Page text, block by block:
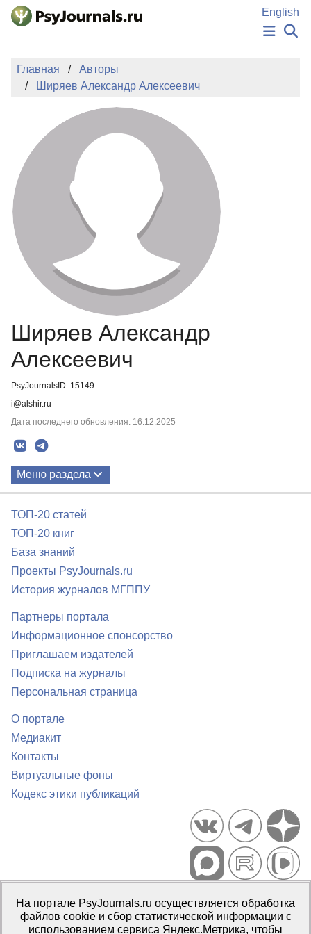
Перейти к основному содержанию
English
ИЗДАНИЯ
АВТОРЫ
ПОДАТЬ РУКОПИСЬ
БАЗА ЗНАНИЙ
КЛЮЧЕВЫЕ СЛОВА
Регистрация
Главная
Авторы
Ширяев Александр Алексеевич
Ширяев Александр
Алексеевич
PsyJournalsID: 15149
i@alshir.ru
Дата последнего обновления: 16.12.2025
Меню раздела
ТОП-20 статей
ТОП-20 книг
База знаний
Проекты PsyJournals.ru
История журналов МГППУ
Партнеры портала
Информационное спонсорство
Приглашаем издателей
Подписка на журналы
Персональная страница
О портале
Медиакит
Контакты
Виртуальные фоны
Кодекс этики публикаций
Портал психологических изданий PsyJournals.ru, 2007–2026
Правила использования материалов
Свидетельство регистрации СМИЭл № ФС77-66447 от 14 июля
На портале PsyJournals.ru осуществляется обработка
файлов cookie и сбор статистической информации с
использованием сервиса Яндекс.Метрика, чтобы